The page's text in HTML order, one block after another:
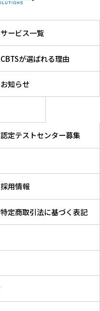
サービス一覧
CBTSが選ばれる理由
お知らせ
認定テストセンター募集
採用情報
特定商取引法に基づく表記